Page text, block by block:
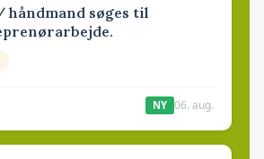
søges til
NY 06. aug.